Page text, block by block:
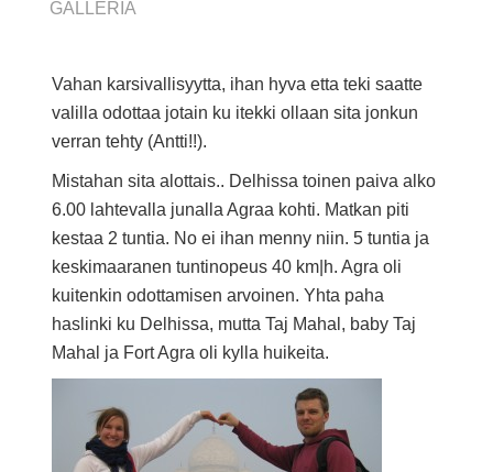
GALLERIA
Vahan karsivallisyytta, ihan hyva etta teki saatte
valilla odottaa jotain ku itekki ollaan sita jonkun
verran tehty (Antti!!).
Mistahan sita alottais.. Delhissa toinen paiva alko
6.00 lahtevalla junalla Agraa kohti. Matkan piti
kestaa 2 tuntia. No ei ihan menny niin. 5 tuntia ja
keskimaaranen tuntinopeus 40 km|h. Agra oli
kuitenkin odottamisen arvoinen. Yhta paha
haslinki ku Delhissa, mutta Taj Mahal, baby Taj
Mahal ja Fort Agra oli kylla huikeita.